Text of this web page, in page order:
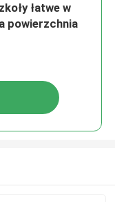
łatwe w
powierzchnia